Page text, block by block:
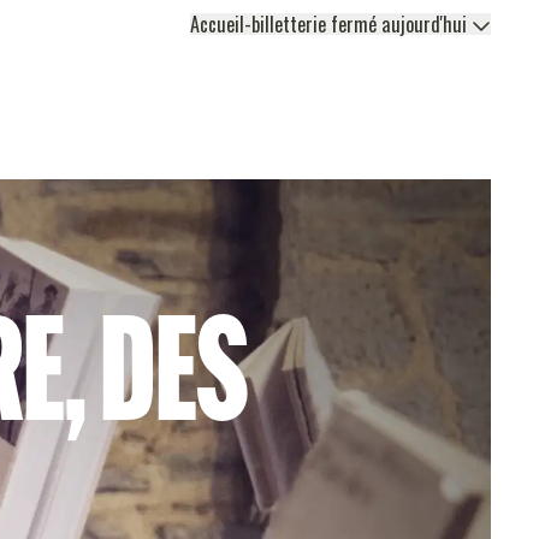
Accueil-billetterie fermé aujourd'hui
DES